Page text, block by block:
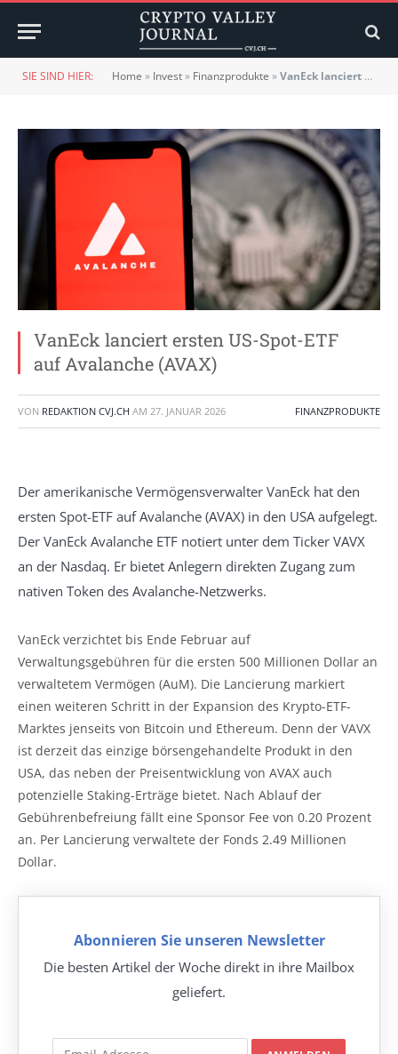
SIE SIND HIER: Home » Invest» Finanzprodukte »VanEck lanciert ersten US-Spot-ETF auf Avalanche (AVAX)
VanEck lanciert ersten US-Spot-ETF
auf Avalanche (AVAX)
VON REDAKTION CVJ.CH AM 27. JANUAR 2026 FINANZPRODUKTE
Der amerikanische Vermögensverwalter VanEck hat den
ersten Spot-ETF auf Avalanche (AVAX) in den USA aufgelegt.
Der VanEck Avalanche ETF notiert unter dem Ticker VAVX
an der Nasdaq. Er bietet Anlegern direkten Zugang zum
nativen Token des Avalanche-Netzwerks.
VanEck verzichtet bis Ende Februar auf
Verwaltungsgebühren für die ersten 500 Millionen Dollar an
verwaltetem Vermögen (AuM). Die Lancierung markiert
einen weiteren Schritt in der Expansion des Krypto-ETF-
Marktes jenseits von Bitcoin und Ethereum. Denn der VAVX
ist derzeit das einzige börsengehandelte Produkt in den
USA, das neben der Preisentwicklung von AVAX auch
potenzielle Staking-Erträge bietet. Nach Ablauf der
Gebührenbefreiung fällt eine Sponsor Fee von 0.20 Prozent
an. Per Lancierung verwaltete der Fonds 2.49 Millionen
Dollar.
Abonnieren Sie unseren Newsletter
Die besten Artikel der Woche direkt in ihre Mailbox
geliefert.